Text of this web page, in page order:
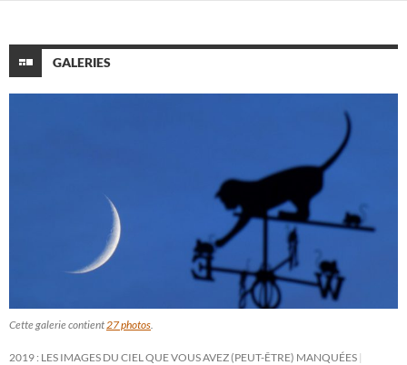
GALERIES
Cette galerie contient 27 photos
2019 : LES IMAGES DU CIEL QUE VOUS AVEZ (PEUT-ÊTRE) MANQUÉES